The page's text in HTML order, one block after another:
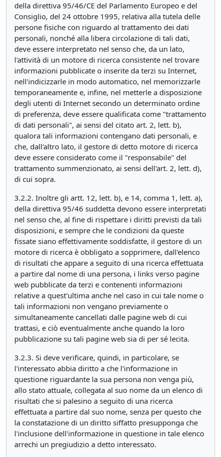
della direttiva 95/46/CE del Parlamento Europeo e del
Consiglio, del 24 ottobre 1995, relativa alla tutela delle
persone fisiche con riguardo al trattamento dei dati
personali, nonché alla libera circolazione di tali dati,
deve essere interpretato nel senso che, da un lato,
l'attività di un motore di ricerca consistente nel trovare
informazioni pubblicate o inserite da terzi su Internet,
nell'indicizzarle in modo automatico, nel memorizzarle
temporaneamente e, infine, nel metterle a disposizione
degli utenti di Internet secondo un determinato ordine
di preferenza, deve essere qualificata come "trattamento
di dati personali", ai sensi del citato art. 2, lett. b),
qualora tali informazioni contengano dati personali, e
che, dall'altro lato, il gestore di detto motore di ricerca
deve essere considerato come il "responsabile" del
trattamento summenzionato, ai sensi dell'art. 2, lett. d),
di cui sopra.
3.2.2. Inoltre gli artt. 12, lett. b), e 14, comma 1, lett. a),
della direttiva 95/46 suddetta devono essere interpretati
nel senso che, al fine di rispettare i diritti previsti da tali
disposizioni, e sempre che le condizioni da queste
fissate siano effettivamente soddisfatte, il gestore di un
motore di ricerca è obbligato a sopprimere, dall'elenco
di risultati che appare a seguito di una ricerca effettuata
a partire dal nome di una persona, i links verso pagine
web pubblicate da terzi e contenenti informazioni
relative a quest'ultima anche nel caso in cui tale nome o
tali informazioni non vengano previamente o
simultaneamente cancellati dalle pagine web di cui
trattasi, e ciò eventualmente anche quando la loro
pubblicazione su tali pagine web sia di per sé lecita.
3.2.3. Si deve verificare, quindi, in particolare, se
l'interessato abbia diritto a che l'informazione in
questione riguardante la sua persona non venga più,
allo stato attuale, collegata al suo nome da un elenco di
risultati che si palesino a seguito di una ricerca
effettuata a partire dal suo nome, senza per questo che
la constatazione di un diritto siffatto presupponga che
l'inclusione dell'informazione in questione in tale elenco
arrechi un pregiudizio a detto interessato.